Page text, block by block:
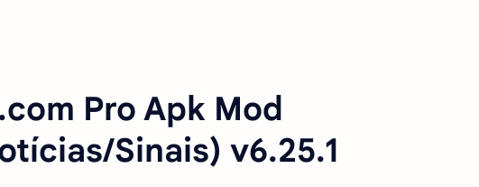
Pro Apk Mod
Sinais) v6.25.1